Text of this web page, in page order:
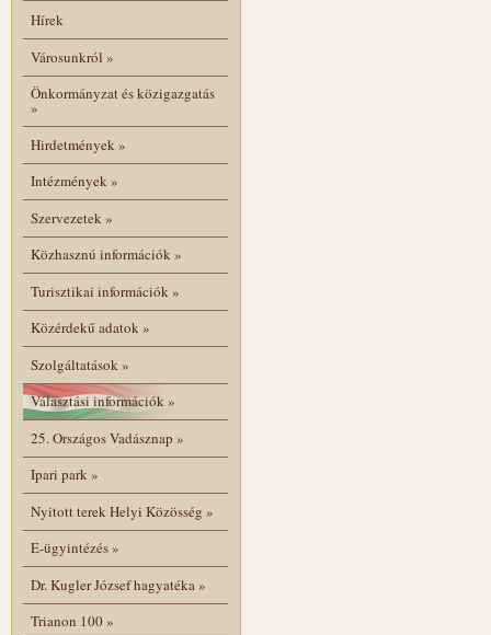
Hírek
Városunkról »
Önkormányzat és közigazgatás
»
Hirdetmények»
Intézmények»
Szervezetek»
Közhasznú információk»
Turisztikai információk»
Közérdekű adatok»
Szolgáltatások»
Választási információk»
25. Országos Vadásznap »
Ipari park»
Nyitott terek Helyi Közösség »
E-ügyintézés»
Dr. Kugler József hagyatéka»
Trianon 100»